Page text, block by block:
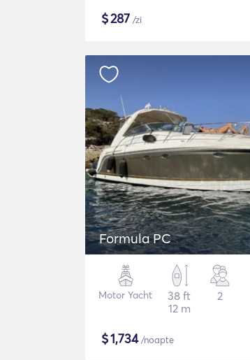
$287 /zi
Formula PC
Motor Yacht
38 ft
12 m
2
$1,734/noapte